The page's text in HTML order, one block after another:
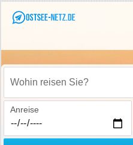
Wohin reisen Sie?
Anreise